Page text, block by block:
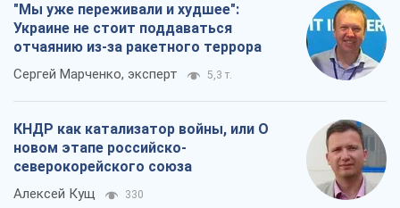
"Мы уже переживали и худшее":
Украине не стоит поддаваться
отчаянию из-за ракетного террора
Сергей Марченко, эксперт 5,3 т.
КНДР как катализатор войны, или О
новом этапе российско-
северокорейского союза
Алексей Кущ 330